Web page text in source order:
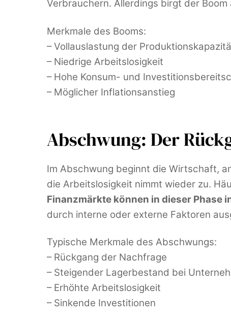
Verbrauchern. Allerdings birgt der Boom
Merkmale des Booms:
– Vollauslastung der
– Niedrige Arbeitslosigkeit
– Hohe Konsum- und
– Möglicher Inflationsanstieg
Abschwung: Der
Im Abschwung beginnt die Wirtschaft,
die Arbeitslosigkeit nimmt wieder zu.
Finanzmärkte können in dieser Phase
durch interne oder externe Faktoren
Typische Merkmale des Abschwungs:
– Rückgang der Nachfrage
– Steigender Lagerbestand bei
– Erhöhte Arbeitslosigkeit
– Sinkende Investitionen